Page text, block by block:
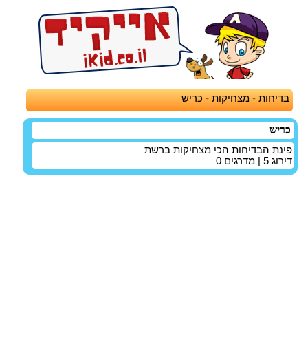
בדיחות -מצחיקות - כריש
כריש
פינת הבדיחות הכי מצחיקות ברשת
דירוג 5 | מדרגים 0